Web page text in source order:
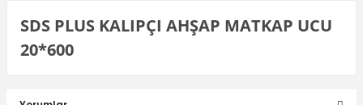
SDS PLUS KALIPÇI AHŞAP MATKAP UCU
20*600